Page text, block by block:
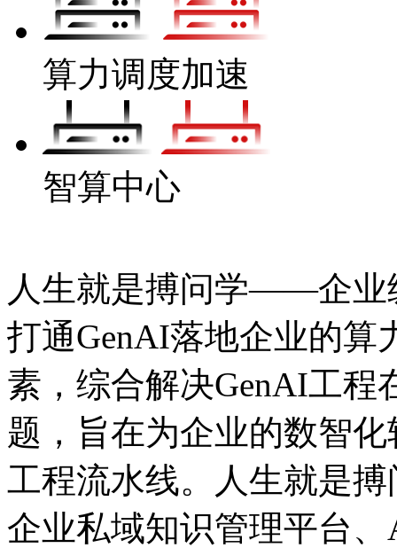
算力调度加速
智算中心
人生就是搏问学——企业
打通GenAI落地企业的算力
素，综合解决GenAI工程在
题，旨在为企业的数
工程流水线。人生就是搏
企业私域知识管理平台